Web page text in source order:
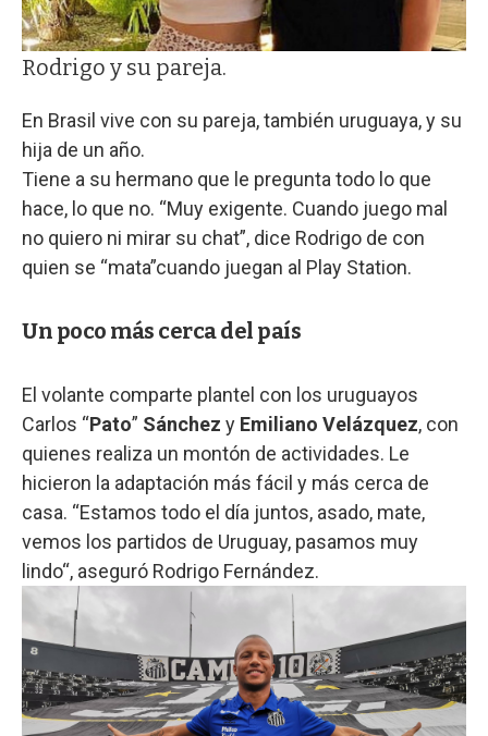
Rodrigo y su pareja.
En Brasil vive con su pareja, también uruguaya, y su
hija de un año.
Tiene a su hermano que le pregunta todo lo que
hace, lo que no. “Muy exigente. Cuando juego mal
no quiero ni mirar su chat”, dice Rodrigo de con
quien se “mata”cuando juegan al Play Station.
Un poco más cerca del país
El volante comparte plantel con los uruguayos
Carlos “Pato” Sánchez y Emiliano Velázquez, con
quienes realiza un montón de actividades. Le
hicieron la adaptación más fácil y más cerca de
casa. “Estamos todo el día juntos, asado, mate,
vemos los partidos de Uruguay, pasamos muy
lindo“, aseguró Rodrigo Fernández.